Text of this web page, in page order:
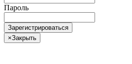
Пароль
Зарегистрироваться
×Закрыть